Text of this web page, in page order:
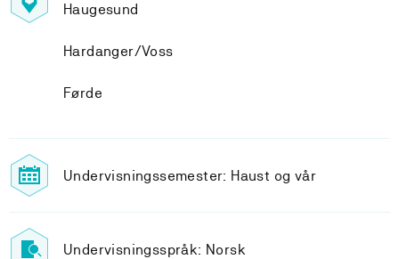
Haugesund
Hardanger/Voss
Førde
Undervisningssemester: Haust og vår
Undervisningsspråk: Norsk